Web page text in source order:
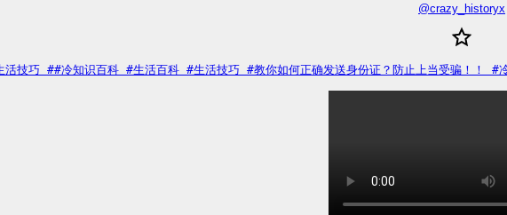
@crazy_historyx
活技巧 ##冷知识百科 #生活百科 #生活技巧 #教你如何正确发送身份证？防止上当受